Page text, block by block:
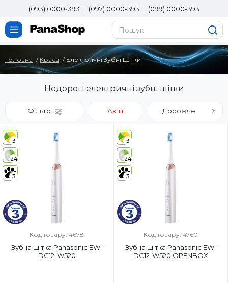
(093) 0000-393 (097) 0000-393 (099) 0000-393
Головна Краса Електричні Зубні Щітки
Недорогі електричні зубні щітки
Фільтр Акції Дорожче
3
24
3
Код товару: 4678
Зубна щітка Panasonic EW-
DC12-W520
3
24
3
Код товару: 4760
Зубна щітка Panasonic EW-
DC12-W520 OPENBOX